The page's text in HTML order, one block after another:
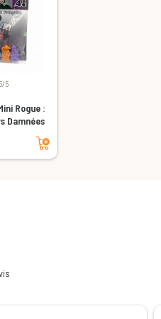
5
Rogue :
Damnées
Ajouter au panier